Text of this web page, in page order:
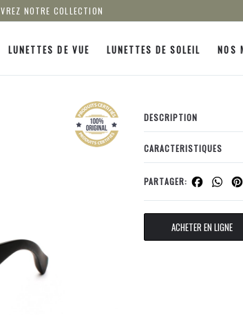
NOTRE COLLECTION
LUNETTES DE VUE LUNETTES DE SOLEIL NOS
DESCRIPTION
CARACTERISTIQUES
PARTAGER:
ACHETER EN LIGNE